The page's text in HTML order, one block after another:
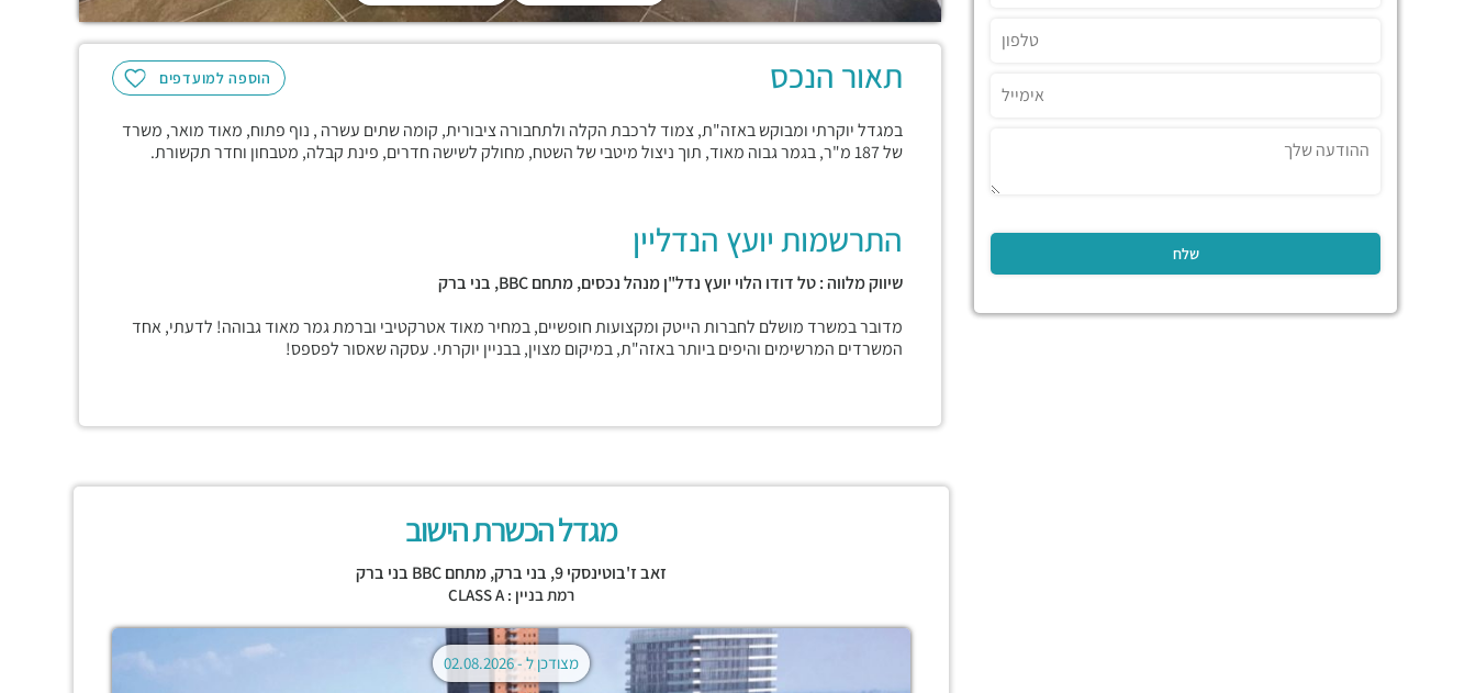
הוספה למועדפים תאור הנכס
במגדל יוקרתי ומבוקש באזה"ת, צמוד לרכבת הקלה ולתחבורה ציבורית, קומה שתים עשרה , נוף פתוח, מאוד מואר, משרד
של 187 מ"ר, בגמר גבוה מאוד, תוך ניצול מיטבי של השטח, מחולק לשישה חדרים, פינת קבלה, מטבחון וחדר תקשורת.
התרשמות יועץ הנדליין
שיווק מלווה : טל דודו הלוי יועץ נדל"ן מנהל נכסים, מתחםBBC, בני ברק
מדובר במשרד מושלם לחברות הייטק ומקצועות חופשיים, במחיר מאוד אטרקטיבי וברמת גמר מאוד גבוהה! לדעתי, אחד
המשרדים המרשימים והיפים ביותר באזה"ת, במיקום מצוין, בבניין יוקרתי. עסקה שאסור לפספס!
מגדל הכשרת הישוב
זאב ז'בוטינסקי 9, בני ברק,מתחם BBC בני ברק
רמת בניין : CLASS A
מצודכן ל -02.08.2026